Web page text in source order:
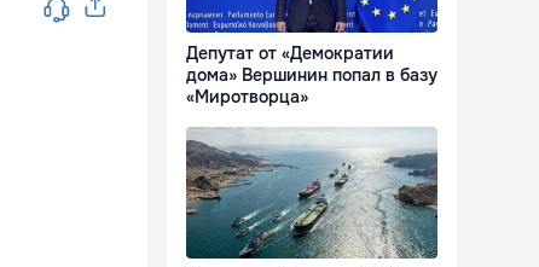
Депутат от «Демократии
дома» Вершинин попал в базу
«Миротворца»